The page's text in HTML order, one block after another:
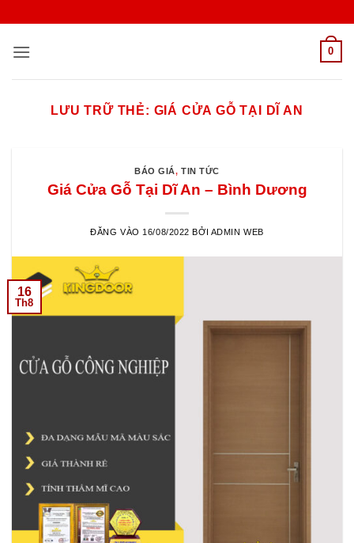
nội
0
LƯU TRỮ THẺ: GIÁ CỬA GỖ TẠI DĨ AN
BÁO GIÁ,TIN TỨC
Giá Cửa Gỗ Tại Dĩ An – Bình Dương
ĐĂNG VÀO 16/08/2022 BỞI ADMIN WEB
16
Th8